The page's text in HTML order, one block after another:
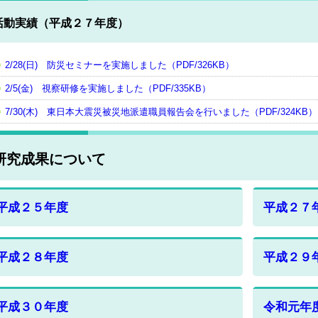
動実績（平成２７年度）
2/28(日) 防災セミナーを実施しました（PDF/326KB）
2/5(金) 視察研修を実施しました（PDF/335KB）
7/30(木) 東日本大震災被災地派遣職員報告会を行いました（PDF/324KB）
究成果について
成２５年度 平成２７
成２８年度 平成２９
成３０年度 令和元年